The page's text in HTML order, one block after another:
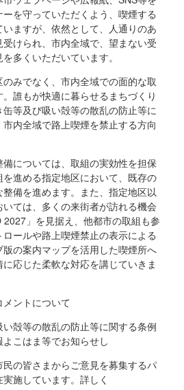
を守っていただくよう、喫煙する
ますが、依然として、人通りのあ
けられ、市内全域で、望まない受
多くいただいています。
みでなく、市内全域での面的な取
誰もが快適に暮らせるまちづくり
等及び吸い殻等の散乱の防止等に
内全域で路上喫煙を禁止する方向
については、取組の実効性を担保
進める指定地区において、既存の
備を進めます。また、指定地区以
ては、多くの来街者が訪れる機会
2027」を見据え、他都市の取組も参
ールや路上喫煙禁止の表示による
の案内マップを活用した喫煙所へ
応じた柔軟な対応を講じていきま
メントについて
殻等の散乱の防止等に関する条例
よこはま等でお知らせし
の皆さまからご意見を募集するパ
施しています。詳しく